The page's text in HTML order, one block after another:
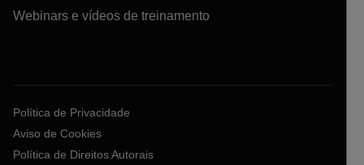
Webinars e vídeos de treinamento
Política de Privacidade
Aviso de Cookies
Política de Direitos Autorais